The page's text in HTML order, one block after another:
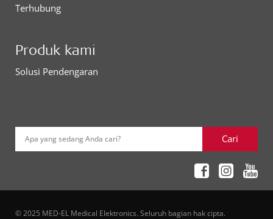
Terhubung
Produk kami
Solusi Pendengaran
Apa yang sedang Anda cari? Cari
© 2025 MED-EL Medical Elektronics. Seluruh bagian hak cipta.